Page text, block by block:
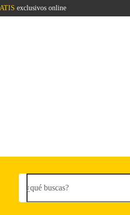
exclusivos online
¿qué buscas?